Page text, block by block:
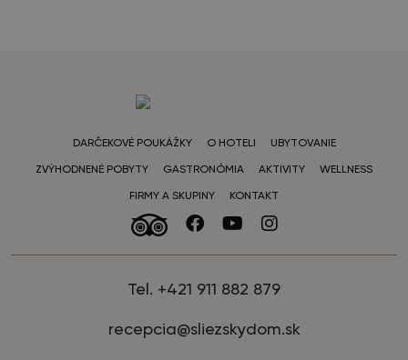
DARČEKOVÉ POUKÁŽKY O HOTELI UBYTOVANIE
ZVÝHODNENÉ POBYTY GASTRONÓMIA AKTIVITY WELLNESS
FIRMY A SKUPINY KONTAKT
Tel. +421 911 882 879
recepcia@sliezskydom.sk